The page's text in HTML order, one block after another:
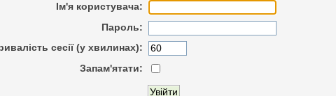
Ім'я користувача:
Пароль:
сесії (у хвилинах):
Запам'ятати: